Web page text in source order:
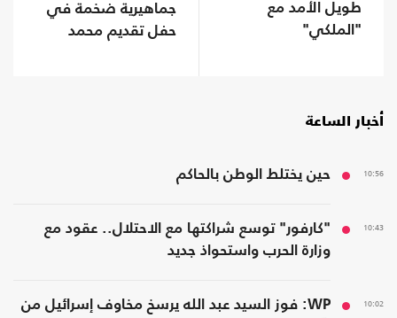
طويل الأمد مع
"الملكي"
جماهيرية ضخمة في
حفل تقديم محمد
أخبار الساعة
10:56 حين يختلط الوطن بالحاكم
10:43
"كارفور" توسع شراكتها مع الاحتلال.. عقود مع
وزارة الحرب واستحواذ جديد
10:02
WP: فوز السيد عبد الله يرسخ مخاوف إسرائيل من